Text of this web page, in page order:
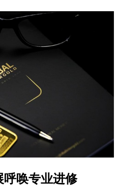
呼唤专业进修